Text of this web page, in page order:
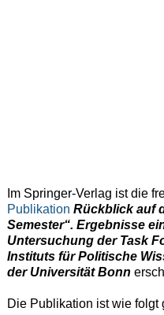
Im Springer-Verlag ist die
Publikation Rückblick auf
Semester“. Ergebnisse
Untersuchung der Task
Instituts für Politische
der Universität Bonn
Die Publikation ist wie folgt